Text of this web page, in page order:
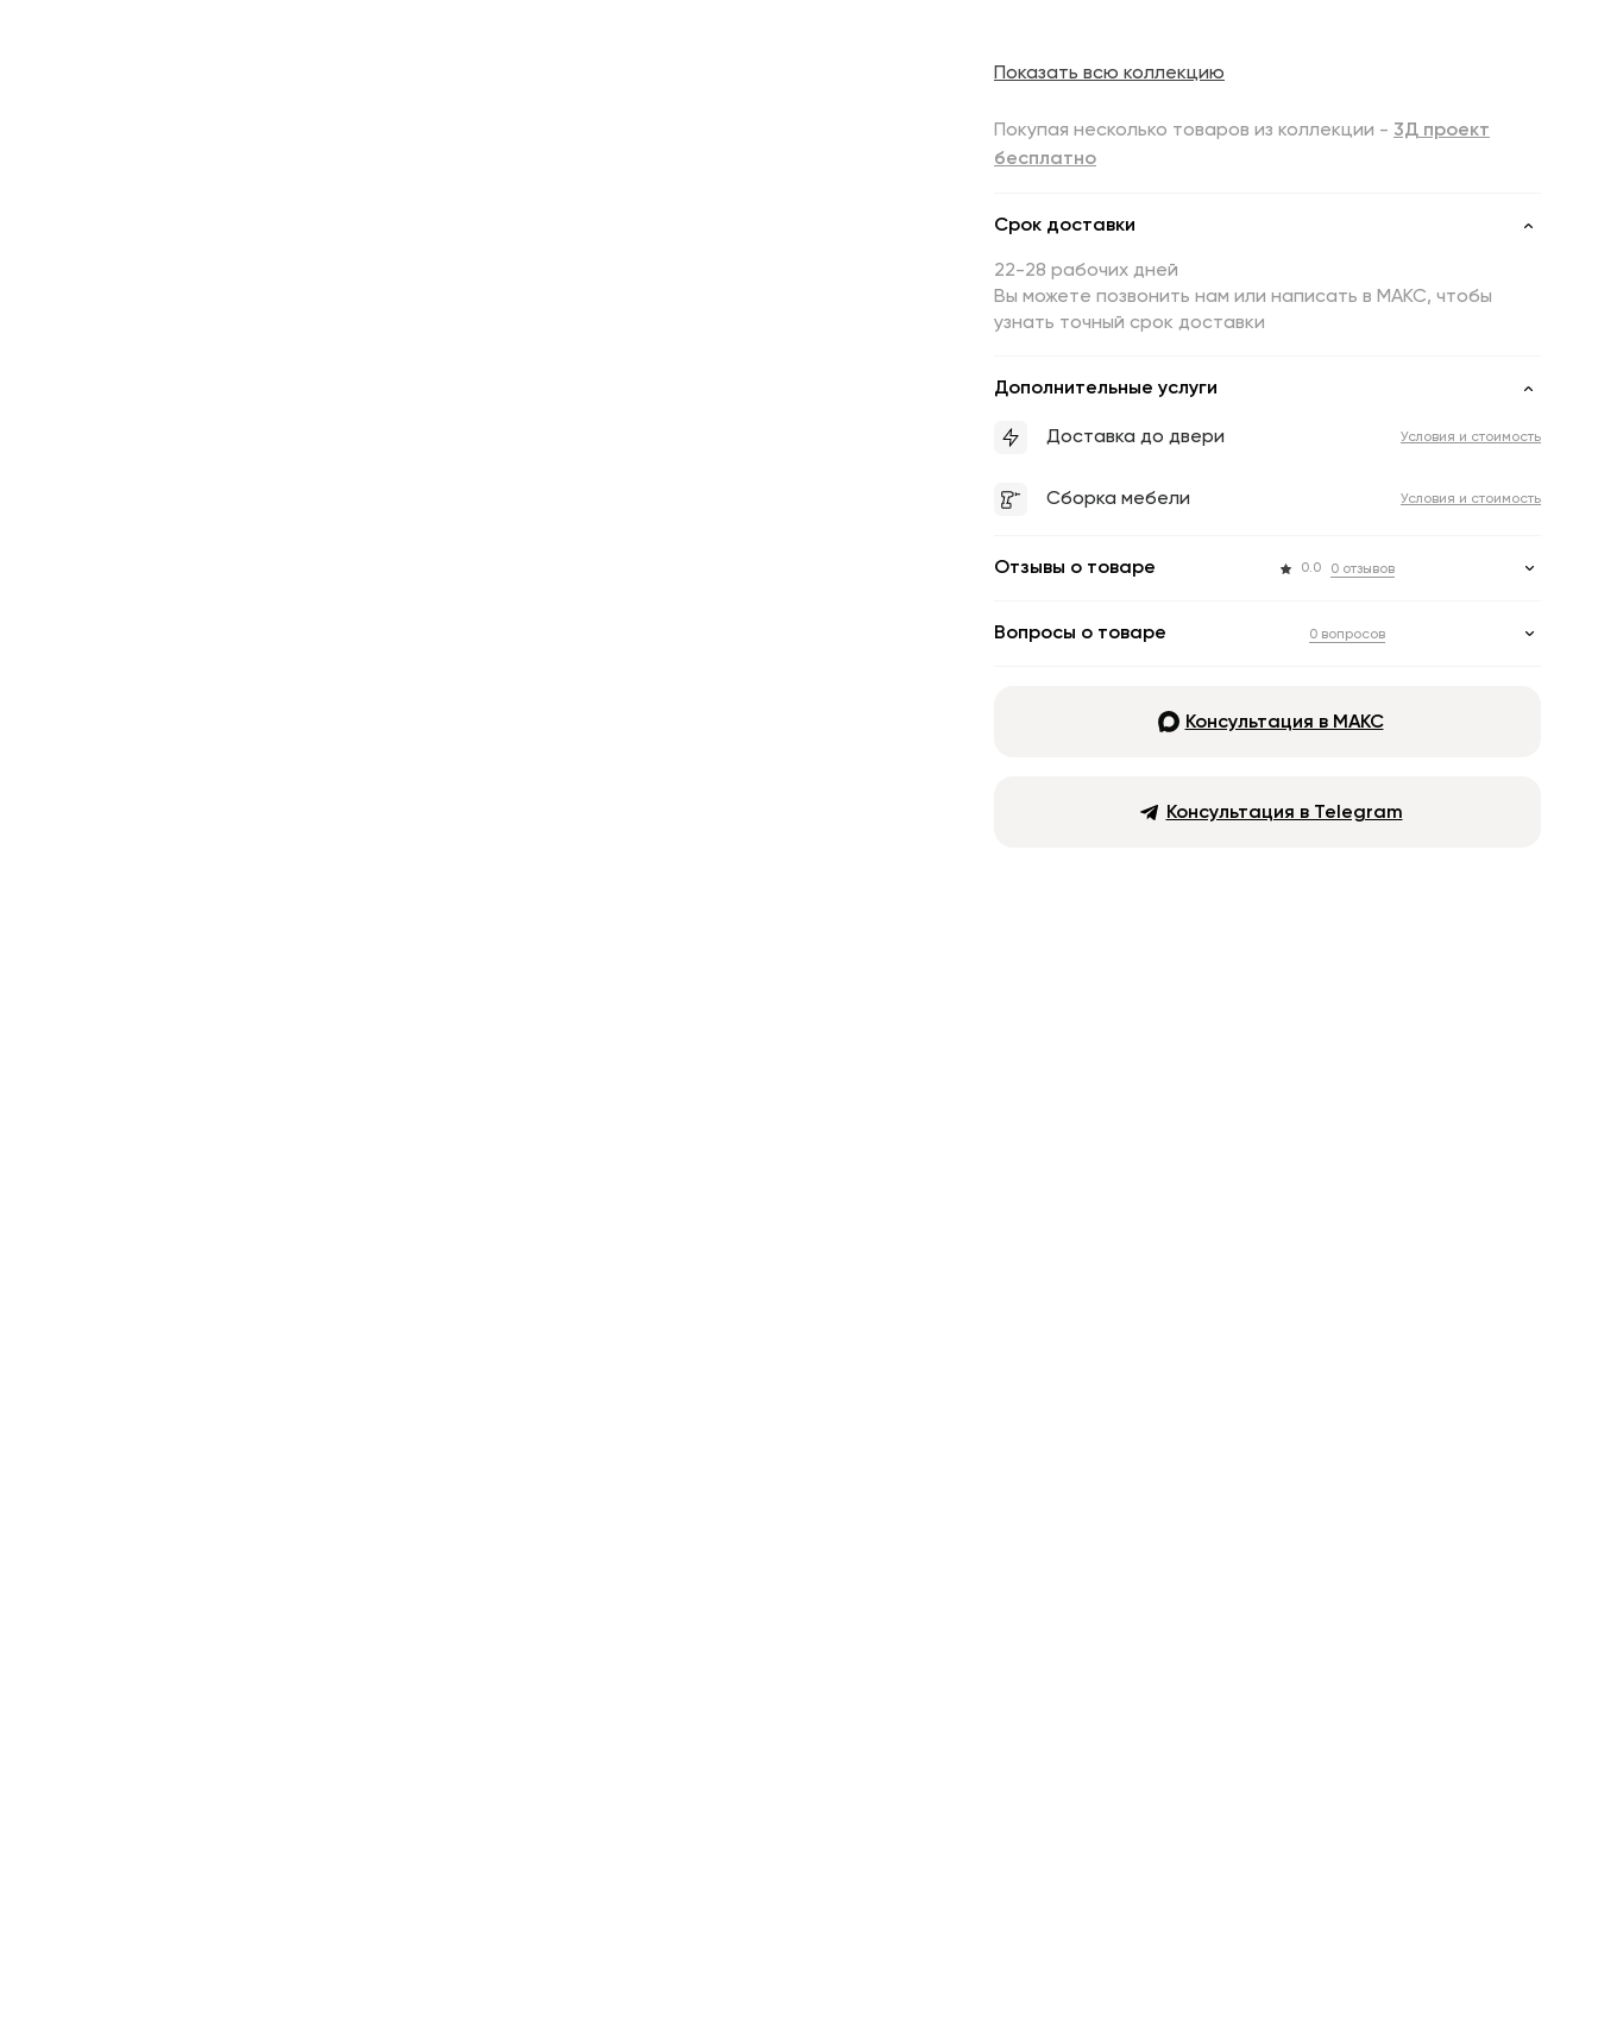
Показать всю коллекцию
Покупая несколько товаров из коллекции - 3Д проект
бесплатно
Срок доставки
22-28 рабочих дней
Вы можете позвонить нам или написать в МАКС, чтобы
узнать точный срок доставки
Дополнительные услуги
Доставка до двери Условия и стоимость
Сборка мебели Условия и стоимость
Отзывы о товаре 0.0 0 отзывов
Вопросы о товаре 0 вопросов
Консультация в МАКС
Консультация в Telegram